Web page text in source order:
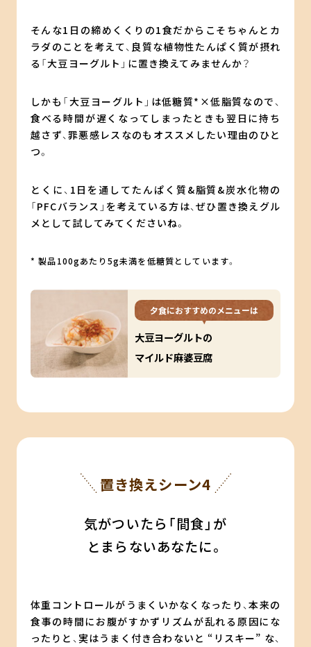
そんな1日の締めくくりの1食だからこそちゃんとカ
ラダのことを考えて、良質な植物性たんぱく質が摂れ
る「大豆ヨーグルト」に置き換えてみませんか？
しかも「大豆ヨーグルト」は低糖質*×低脂質なので、
食べる時間が遅くなってしまったときも翌日に持ち
越さず、罪悪感レスなのもオススメしたい理由のひと
つ。
とくに、1日を通してたんぱく質&脂質&炭水化物の
「PFCバランス」を考えている方は、ぜひ置き換えグル
メとして試してみてくださいね。
* 製品100gあたり5g未満を低糖質としています。
夕食におすすめのメニューは
大豆ヨーグルトの
マイルド麻婆豆腐
置き換えシーン4
気がついたら「間食」が
とまらないあなたに。
体重コントロールがうまくいかなくなったり、本来の
食事の時間にお腹がすかずリズムが乱れる原因にな
ったりと、実はうまく付き合わないと “リスキー” な、